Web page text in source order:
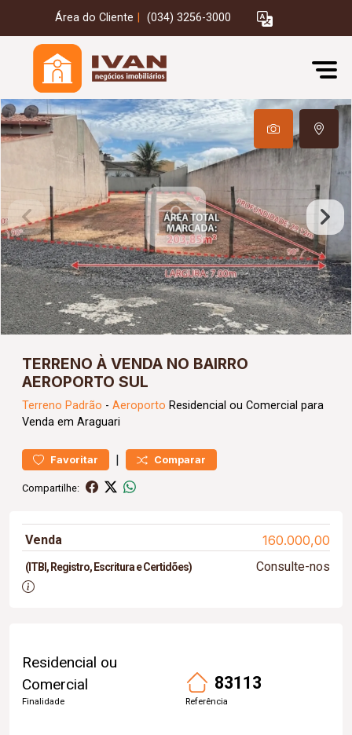
Área do Cliente (034) 3256-3000
TERRENO À VENDA NO BAIRRO
AEROPORTO SUL
Terreno Padrão - Aeroporto Residencial ou Comercial para
Venda em Araguari
Favoritar | Comparar
Compartilhe:
Venda 160.000,00
(ITBI, Registro, Escritura e Certidões) Consulte-nos
Residencial ou
Comercial
Finalidade
83113
Referência